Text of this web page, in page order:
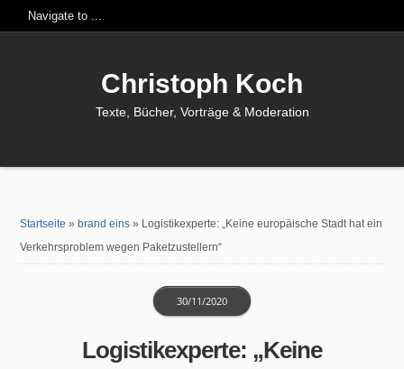
Christoph Koch
Texte, Bücher, Vorträge & Moderation
Startseite » brand eins » Logistikexperte: „Keine europäische Stadt hat ein
Verkehrsproblem wegen Paketzustellern“
Logistikexperte: „Keine
30/11/2020